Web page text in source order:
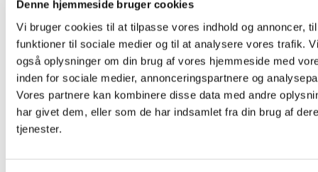
Denne hjemmeside bruger cookies
Vi bruger cookies til at tilpasse vores indhold og annoncer,
funktioner til sociale medier og til at analysere vores trafik.
også oplysninger om din brug af vores hjemmeside med
inden for sociale medier, annonceringspartnere og
Vores partnere kan kombinere disse data med andre
har givet dem, eller som de har indsamlet fra din brug af
tjenester.
Dansk Oase.
Det er afgørende for os, at den enkelte bliver set
som menneske og vokser i efterfølgelse af Jesus.
Derfor ønsker vi at skabe fællesskaber, der kan gøre
det muligt.
Vi ønsker at være en kirke i mission. De sidste 25 år
har vi blandt andet afholdt Alpha-kurser og en stor
del af menigheden er kommet til tro herigennem.
Det ønsker vi kun mere af.
Gennem giverfællesskabet,